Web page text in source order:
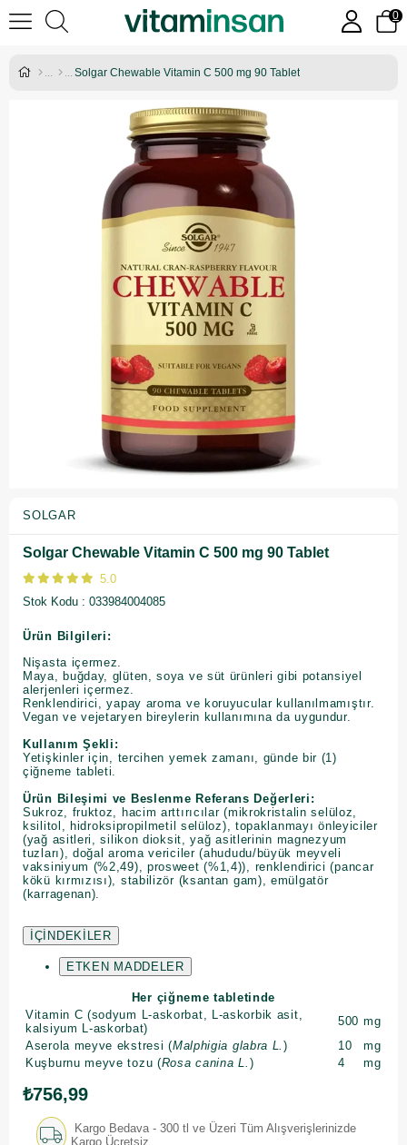
0
Solgar Chewable Vitamin C 500 mg 90 Tablet
SOLGAR
Solgar Chewable Vitamin C 500 mg 90 Tablet
5.0
Stok Kodu
033984004085
Ürün Bilgileri:
Nişasta içermez.
Maya, buğday, glüten, soya ve süt ürünleri gibi potansiyel
alerjenleri içermez.
Renklendirici, yapay aroma ve koruyucular kullanılmamıştır.
Vegan ve vejetaryen bireylerin kullanımına da uygundur.
Kullanım Şekli:
Yetişkinler için, tercihen yemek zamanı, günde bir (1)
çiğneme tableti.
Ürün Bileşimi ve Beslenme Referans Değerleri:
Sukroz, fruktoz, hacim arttırıcılar (mikrokristalin selüloz,
ksilitol, hidroksipropilmetil selüloz), topaklanmayı önleyiciler
(yağ asitleri, silikon dioksit, yağ asitlerinin magnezyum
tuzları), doğal aroma vericiler (ahududu/büyük meyveli
vaksiniyum (%2,49), prosweet (%1,4)), renklendirici (pancar
kökü kırmızısı), stabilizör (ksantan gam), emülgatör
(karragenan).
İÇİNDEKİLER
ETKEN MADDELER
Her çiğneme tabletinde
Vitamin C (sodyum L-askorbat, L-askorbik asit,
kalsiyum L-askorbat)
500 mg
Aserola meyve ekstresi (Malphigia glabra L.) 10
mg
Kuşburnu meyve tozu (Rosa canina L. ) 4 mg
₺756,99
Kargo Bedava - 300 tl ve Üzeri Tüm Alışverişlerinizde
Kargo Ücretsiz